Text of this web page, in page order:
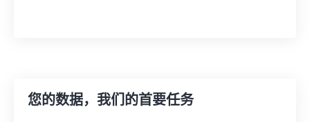
您的数据，我们的首要任务